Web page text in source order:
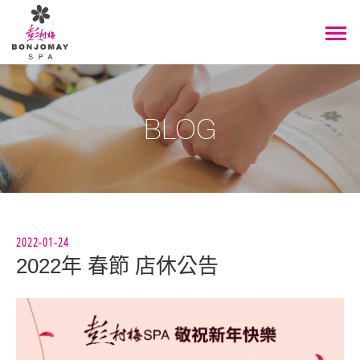
BLOG
2022-01-24
2022年 春節 店休公告